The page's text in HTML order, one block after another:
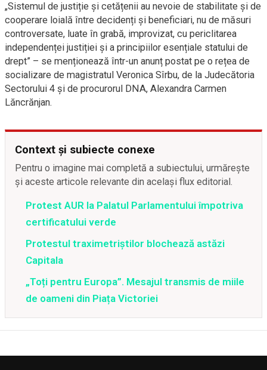
„Sistemul de justiție și cetățenii au nevoie de stabilitate și de
cooperare loială între decidenți și beneficiari, nu de măsuri
controversate, luate în grabă, improvizat, cu periclitarea
independenței justiției și a principiilor esențiale statului de
drept” – se menționează într-un anunț postat pe o rețea de
socializare de magistratul Veronica Sîrbu, de la Judecătoria
Sectorului 4 și de procurorul DNA, Alexandra Carmen
Lăncrănjan.
Context și subiecte conexe
Pentru o imagine mai completă a subiectului, urmărește
și aceste articole relevante din același flux editorial.
Protest AUR la Palatul Parlamentului împotriva
certificatului verde
Protestul traximetriştilor blochează astăzi
Capitala
„Toți pentru Europa”. Mesajul transmis de miile
de oameni din Piața Victoriei